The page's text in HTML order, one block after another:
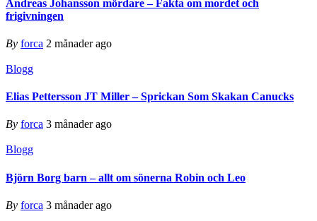
Andreas Johansson mördare – Fakta om mordet och
frigivningen
By forca 2 månader ago
Blogg
Elias Pettersson JT Miller – Sprickan Som Skakan Canucks
By forca 3 månader ago
Blogg
Björn Borg barn – allt om sönerna Robin och Leo
By forca 3 månader ago